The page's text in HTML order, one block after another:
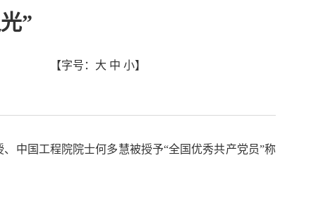
”
【字号： 大 中 小】
中国工程院院士何多慧被授予“全国优秀共产党员”称